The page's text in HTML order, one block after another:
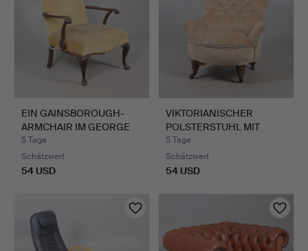
EIN GAINSBOROUGH-
ARMCHAIR IM GEORGE
III-ST…
5 Tage
Schätzwert
54 USD
VIKTORIANISCHER
POLSTERSTUHL MIT
KNOPFHEFT…
5 Tage
Schätzwert
54 USD